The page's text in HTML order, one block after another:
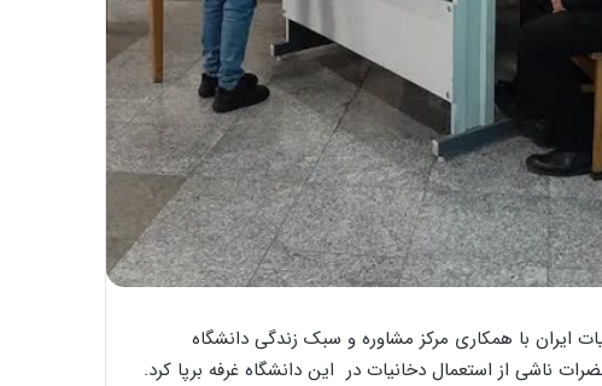
استعمال دخانیات ایران با همکاری مرکز مشاوره و سبک زندگی دانشگاه
ناشی از استعمال دخانیات در این دانشگاه غرفه برپا کرد.